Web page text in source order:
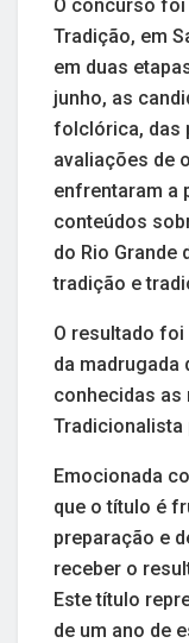
O concurso foi
Tradição, em
em duas
junho, as
folclórica, das
avaliações de
enfrentaram a
conteúdos
do Rio Grande
tradição e
O resultado
da madrugada
conhecidas as
Tradicionalista
Emocionada
que o título é
preparação e
receber o
Este título
de um ano de